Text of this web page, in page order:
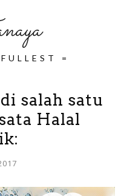
=
salah satu
Halal